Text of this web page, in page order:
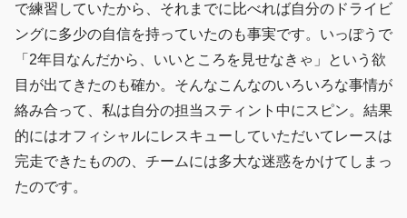
で練習していたから、それまでに比べれば自分のドライビ
ングに多少の自信を持っていたのも事実です。いっぽうで
「2年目なんだから、いいところを見せなきゃ」という欲
目が出てきたのも確か。そんなこんなのいろいろな事情が
絡み合って、私は自分の担当スティント中にスピン。結果
的にはオフィシャルにレスキューしていただいてレースは
完走できたものの、チームには多大な迷惑をかけてしまっ
たのです。